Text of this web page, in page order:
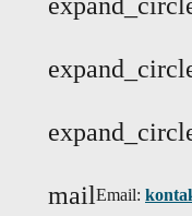
mailEmail: